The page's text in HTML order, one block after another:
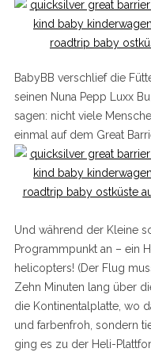
BabyBB verschlief die
seinen Nuna Pepp Luxx
sagen: nicht viele
einmal auf dem Great
Und während der Kleine
Programmpunkt an – ein
helicopters! (Der Flug
Zehn Minuten lang über
die Kontinentalplatte, wo
und farbenfroh, sondern
ging es zu der Heli-